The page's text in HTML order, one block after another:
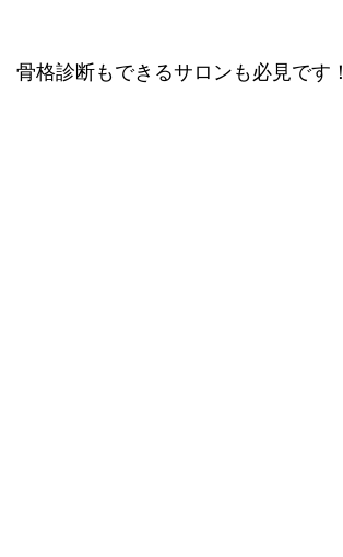
骨格診断もできるサロンも必見です！